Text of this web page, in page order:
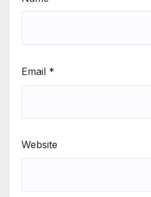
Email *
Website